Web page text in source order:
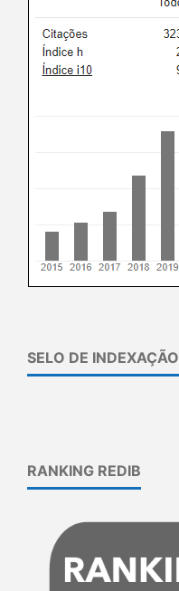
SELO DE INDEXAÇÃO
RANKING REDIB